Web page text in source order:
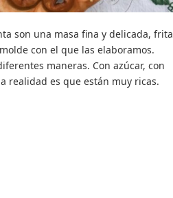
son una masa fina y delicada, frita
con el que las elaboramos.
maneras. Con azúcar, con
realidad es que están muy ricas.